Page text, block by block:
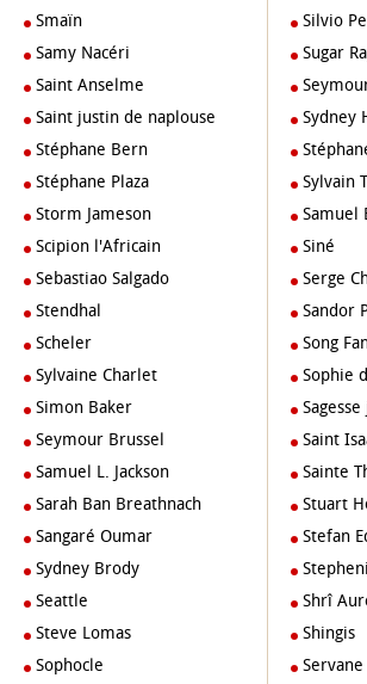
Smaïn
Samy Nacéri
Saint Anselme
Saint justin de naplouse
Stéphane Bern
Stéphane Plaza
Storm Jameson
Scipion l'Africain
Sebastiao Salgado
Stendhal
Scheler
Sylvaine Charlet
Simon Baker
Seymour Brussel
Samuel L. Jackson
Sarah Ban Breathnach
Sangaré Oumar
Sydney Brody
Seattle
Steve Lomas
Sophocle
Silvio
Sugar
Sydney
Sylvain
Siné
Serge
Sandor
Song
Sophie
Saint
Sainte
Stuart
Stefan
Shrî
Shingis